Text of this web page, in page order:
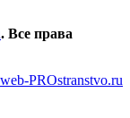
. Все права
web-PROstranstvo.ru